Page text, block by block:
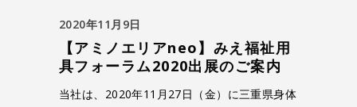
2020年11月9日
【アミノエリアneo】みえ福祉用
具フォーラム2020出展のご案内
当社は、2020年11月27日（金）に三重県身体